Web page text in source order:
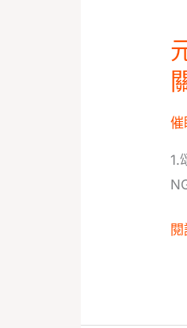
課
程
催
1.
元
智
大
學
閱
讀